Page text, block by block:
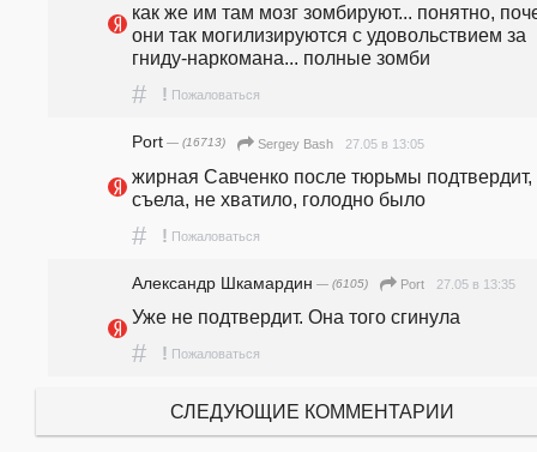
как же им там мозг зомбируют... понятно,
они так могилизируются с удовольствием за
гниду-наркомана... полные зомби
# ! Пожаловаться
Port — (16713) Sergey Bash 27.05 в 13:05
жирная Савченко после тюрьмы подтвердит,
съела, не хватило, голодно было
# ! Пожаловаться
Александр Шкамардин — (6105) Port 27.05 в 13:35
Уже не подтвердит. Она того сгинула
# ! Пожаловаться
СЛЕДУЮЩИЕ КОММЕНТАРИИ